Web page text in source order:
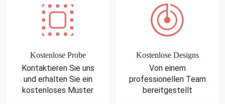
Kostenlose Probe
Kontaktieren Sie uns
und erhalten Sie ein
kostenloses Muster
Kostenlose Designs
Von einem
professionellen Team
bereitgestellt